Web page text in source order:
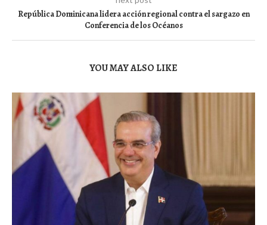
República Dominicana lidera acción regional contra el sargazo en
Conferencia de los Océanos
YOU MAY ALSO LIKE